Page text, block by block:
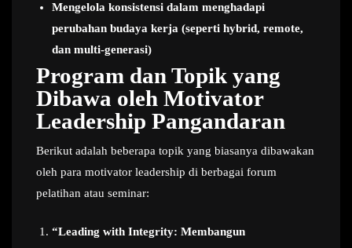
Mengelola konsistensi dalam menghadapi
perubahan budaya kerja (seperti hybrid, remote,
dan multi-generasi)
Program dan Topik yang
Dibawa oleh Motivator
Leadership Pangandaran
Berikut adalah beberapa topik yang biasanya dibawakan
oleh para motivator leadership di berbagai forum
pelatihan atau seminar:
“Leading with Integrity: Membangun